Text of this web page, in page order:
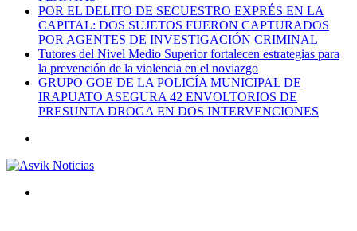
POR EL DELITO DE SECUESTRO EXPRÉS EN LA
CAPITAL: DOS SUJETOS FUERON CAPTURADOS
POR AGENTES DE INVESTIGACIÓN CRIMINAL
Tutores del Nivel Medio Superior fortalecen estrategias para
la prevención de la violencia en el noviazgo
GRUPO GOE DE LA POLICÍA MUNICIPAL DE
IRAPUATO ASEGURA 42 ENVOLTORIOS DE
PRESUNTA DROGA EN DOS INTERVENCIONES